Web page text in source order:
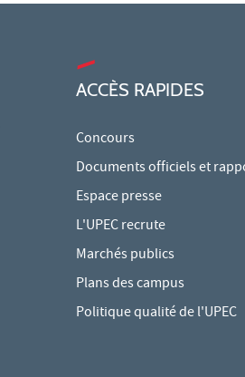
ACCÈS RAPIDES
Concours
Documents officiels et
Espace presse
L'UPEC recrute
Marchés publics
Plans des campus
Politique qualité de l'UPEC